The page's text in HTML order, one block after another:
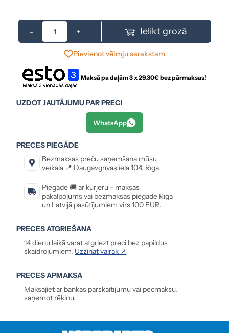
- + Ielikt grozā
Pievienot vēlmju sarakstam
Maksā pa daļām 3 x29.30€ bez pārmaksas!
UZDOT JAUTĀJUMU PAR PRECI
WhatsApp
PRECES PIEGĀDE
Bezmaksas preču saņemšana mūsu
veikalā 📍 Daugavgrīvas iela 104, Rīga.
Piegāde 🚚 ar kurjeru - maksas
pakalpojums vai bezmaksas piegāde Rīgā
un Latvijā pasūtījumiem virs 100 EUR.
PRECES ATGRIEŠANA
14 dienu laikā varat atgriezt preci bez papildus
skaidrojumiem. Uzzināt vairāk ↗
PRECES APMAKSA
Maksājiet ar bankas pārskaitījumu vai pēcmaksu,
saņemot rēķinu.